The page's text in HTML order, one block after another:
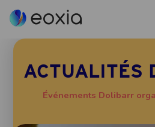
ACTUALITÉS
Événements Dolibarr